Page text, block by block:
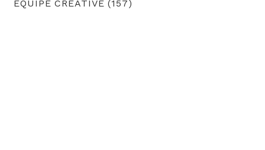
EQUIPE CRÉATIVE (157)